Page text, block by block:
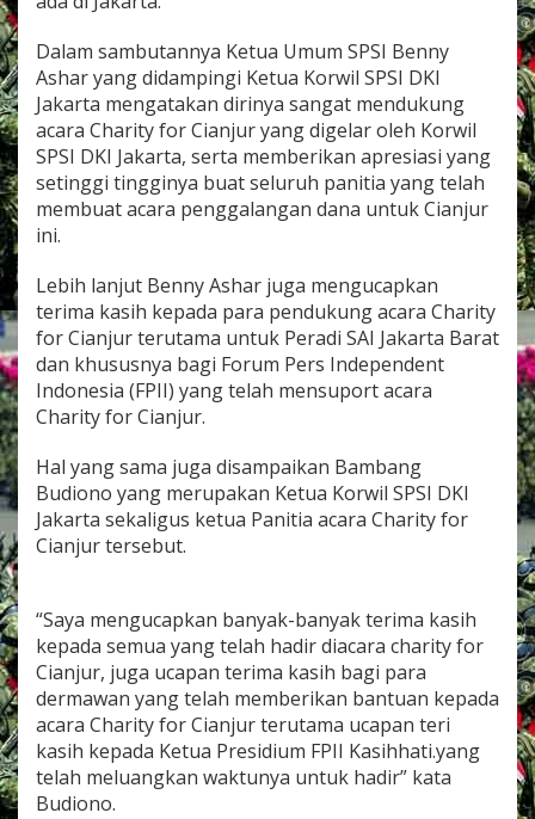
E
e
m
e
n
a
i
e
a
K
e
t
a
n
i
t
y
o
r
C
i
Dalam sambutannya Ketua Umum SPSI Benny
Ashar yang didampingi Ketua Korwil SPSI DKI
Jakarta mengatakan dirinya sangat mendukung
acara Charity for Cianjur yang digelar oleh Korwil
SPSI DKI Jakarta, serta memberikan apresiasi yang
setinggi tingginya buat seluruh panitia yang telah
membuat acara penggalangan dana untuk Cianjur
ini.
Lebih lanjut Benny Ashar juga mengucapkan
terima kasih kepada para pendukung acara Charity
for Cianjur terutama untuk Peradi SAI Jakarta Barat
dan khususnya bagi Forum Pers Independent
Indonesia (FPII) yang telah mensuport acara
Charity for Cianjur.
Hal yang sama juga disampaikan Bambang
Budiono yang merupakan Ketua Korwil SPSI DKI
Jakarta sekaligus ketua Panitia acara Charity for
Cianjur tersebut.
“Saya mengucapkan banyak-banyak terima kasih
kepada semua yang telah hadir diacara charity for
Cianjur, juga ucapan terima kasih bagi para
dermawan yang telah memberikan bantuan kepada
acara Charity for Cianjur terutama ucapan teri
kasih kepada Ketua Presidium FPII Kasihhati.yang
telah meluangkan waktunya untuk hadir” kata
Budiono.